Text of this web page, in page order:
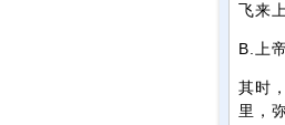
飞来
B.上
其时
里，